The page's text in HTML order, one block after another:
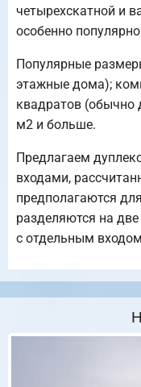
четырехскатной и
особенно
Популярные
этажные дома);
квадратов (обычно
м2 и больше.
Предлагаем
входами,
предполагаются
разделяются на
с отдельным